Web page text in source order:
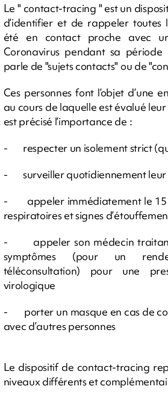
Le " contact-tracing " est un
d’identifier et de rappeler toutes
été en contact proche avec
Coronavirus pendant sa période
parle de "sujets contacts" ou de
Ces personnes font l’objet d’une
au cours de laquelle est évalué
est précisé l’importance de :
- respecter un isolement strict
- surveiller quotidiennement leur
- appeler immédiatement le 15
respiratoires et signes
- appeler son médecin
symptômes (pour un
téléconsultation) pour une
virologique
- porter un masque en cas de
avec d’autres personnes
Le dispositif de contact-tracing
niveaux différents et